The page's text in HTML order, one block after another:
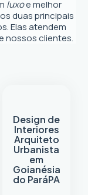
luxoe melhor
duas principais
Elas atendem
nossos clientes.
Design de
Interiores
Arquiteto
Urbanista
em
Goianésia
do ParáPA